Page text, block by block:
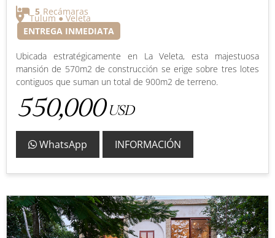
5 Recámaras
Tulum ● Veleta
ENTREGA INMEDIATA
Ubicada estratégicamente en La Veleta, esta majestuosa
mansión de 570m2 de construcción se erige sobre tres lotes
contiguos que suman un total de 900m2 de terreno.
550,000 USD
WhatsApp INFORMACIÓN